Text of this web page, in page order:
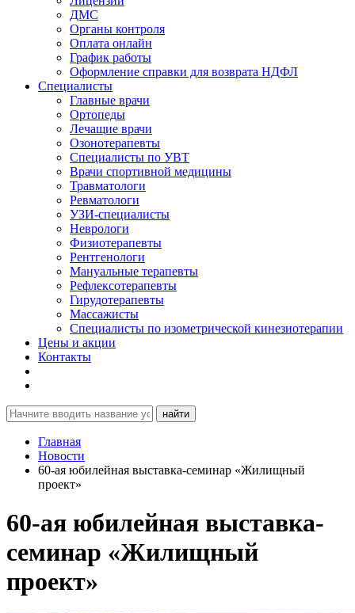
ДМС
Органы контроля
Оплата онлайн
График работы
Оформление справки для возврата НДФЛ
Специалисты
Главные врачи
Ортопеды
Лечащие врачи
Озонотерапевты
Специалисты по УВТ
Врачи спортивной медицины
Травматологи
Ревматологи
УЗИ-специалисты
Неврологи
Физиотерапевты
Рентгенологи
Мануальные терапевты
Рефлексотерапевты
Гирудотерапевты
Массажисты
Специалисты по изометрической кинезиотерапии
Цены и акции
Контакты
найти
Главная
Новости
60-ая юбилейная выставка-семинар «Жилищный
проект»
60-ая юбилейная выставка-
семинар «Жилищный
проект»